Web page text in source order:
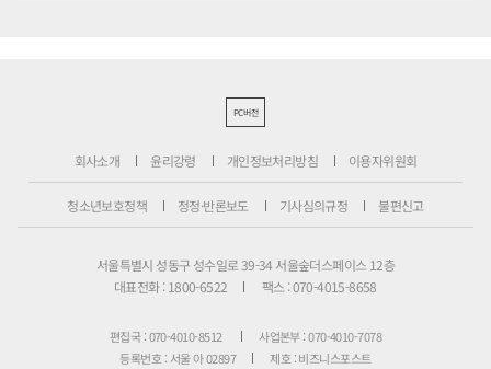
PC버전
회사소개 윤리강령 개인정보처리방침 이용자위원회
청소년보호정책 정정·반론보도 기사심의규정 불편신고
서울특별시 성동구 성수일로 39-34 서울숲더스페이스 12층
대표전화 : 1800-6522
팩스 : 070-4015-8658
편집국 : 070-4010-8512
사업본부 : 070-4010-7078
등록번호 : 서울 아 02897
제호 : 비즈니스포스트